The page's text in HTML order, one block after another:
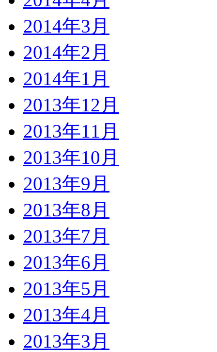
2014年3月
2014年2月
2014年1月
2013年12月
2013年11月
2013年10月
2013年9月
2013年8月
2013年7月
2013年6月
2013年5月
2013年4月
2013年3月